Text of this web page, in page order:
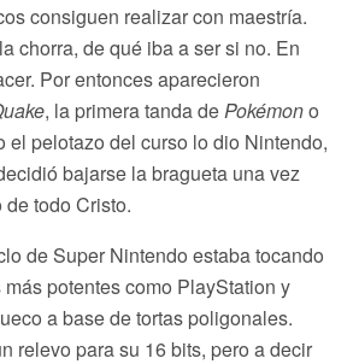
consiguen realizar con maestría.
chorra, de qué iba a ser si no. En
Por entonces aparecieron
, la primera tanda dePokémono
el pelotazo del curso lo dio Nintendo,
bajarse la bragueta una vez
todo Cristo.
de Super Nintendo estaba tocando
potentes como PlayStation y
a base de tortas poligonales.
relevo para su 16 bits, pero a decir